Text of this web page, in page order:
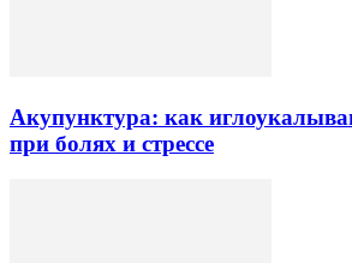
Акупунктура: как
при болях и стрессе